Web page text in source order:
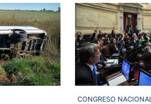
CONGRESO NACIONAL